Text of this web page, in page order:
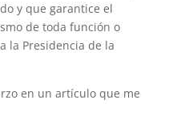
y que garantice el
de toda función o
la Presidencia de la
en un artículo que me